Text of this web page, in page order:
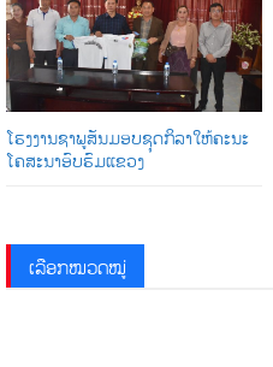
ໂຮງງານຊາພູສັນມອບຊຸດກິລາໃຫ້ຄະນະ
ໂຄສະນາອົບຮົມແຂວງ
ເລືອກໝວດໝູ່